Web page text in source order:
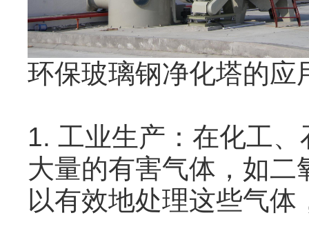
环保玻璃钢净化塔的应
1. 工业生产：在化工
大量的有害气体，如
以有效地处理这些气